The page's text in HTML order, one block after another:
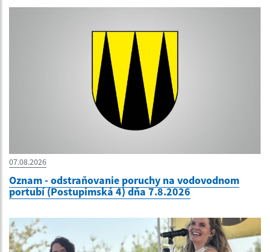
07.08.2026
Oznam - odstraňovanie poruchy na vodovodnom
portubí (Postupimská 4) dňa 7.8.2026